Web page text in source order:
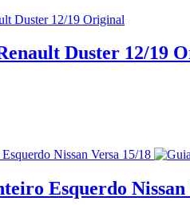
Duster 12/19
Esquerdo Nissan